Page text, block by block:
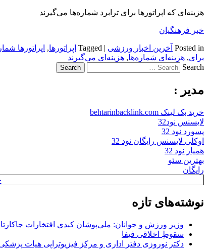
هزینه‌ای که اپراتورها برای ترابرد شماره‌ها می‌گیرند
خبر فرهنگیان
Posted in آخرین اخبار ورزشی |
Tagged اپراتورها, اپراتورها
برای, هزینه‌ای شماره‌ها, هزینه‌ای می‌گیرند
Search
مدیر :
خرید بک لینک behtarinbacklink.com
لایسنس نود32
پسورد نود 32
اوکلی لایسنس رایگان نود 32
همیار نود 32
بهترین سئو
رایگان
نوشته‌های تازه
وزیر ورزش و جوانان: ملی‌پوشان کبدی افتخارات جاکارتا
سقوطِ اخلاقی فیفا
دکتر نوروزی دفتر اداری و مرکز فیزیوتراپی هیات